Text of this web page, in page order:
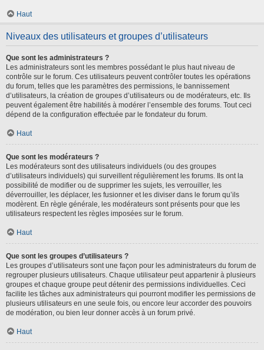
Haut
Niveaux des utilisateurs et groupes d’utilisateurs
Que sont les administrateurs ?
Les administrateurs sont les membres possédant le plus haut niveau de
contrôle sur le forum. Ces utilisateurs peuvent contrôler toutes les opérations
du forum, telles que les paramètres des permissions, le bannissement
d’utilisateurs, la création de groupes d’utilisateurs ou de modérateurs, etc. Ils
peuvent également être habilités à modérer l’ensemble des forums. Tout ceci
dépend de la configuration effectuée par le fondateur du forum.
Haut
Que sont les modérateurs ?
Les modérateurs sont des utilisateurs individuels (ou des groupes
d’utilisateurs individuels) qui surveillent régulièrement les forums. Ils ont la
possibilité de modifier ou de supprimer les sujets, les verrouiller, les
déverrouiller, les déplacer, les fusionner et les diviser dans le forum qu’ils
modèrent. En règle générale, les modérateurs sont présents pour que les
utilisateurs respectent les règles imposées sur le forum.
Haut
Que sont les groupes d’utilisateurs ?
Les groupes d’utilisateurs sont une façon pour les administrateurs du forum de
regrouper plusieurs utilisateurs. Chaque utilisateur peut appartenir à plusieurs
groupes et chaque groupe peut détenir des permissions individuelles. Ceci
facilite les tâches aux administrateurs qui pourront modifier les permissions de
plusieurs utilisateurs en une seule fois, ou encore leur accorder des pouvoirs
de modération, ou bien leur donner accès à un forum privé.
Haut